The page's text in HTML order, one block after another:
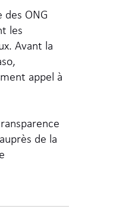
des ONG
les
Avant la
appel à
de la